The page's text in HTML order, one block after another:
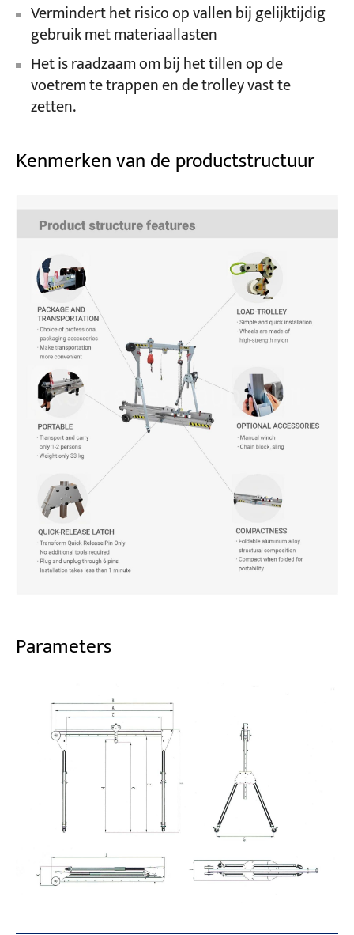
Vermindert het risico op vallen bij gelijktijdig
gebruik met materiaallasten
Het is raadzaam om bij het tillen op de
voetrem te trappen en de trolley vast te
zetten.
Kenmerken van de productstructuur
Parameters